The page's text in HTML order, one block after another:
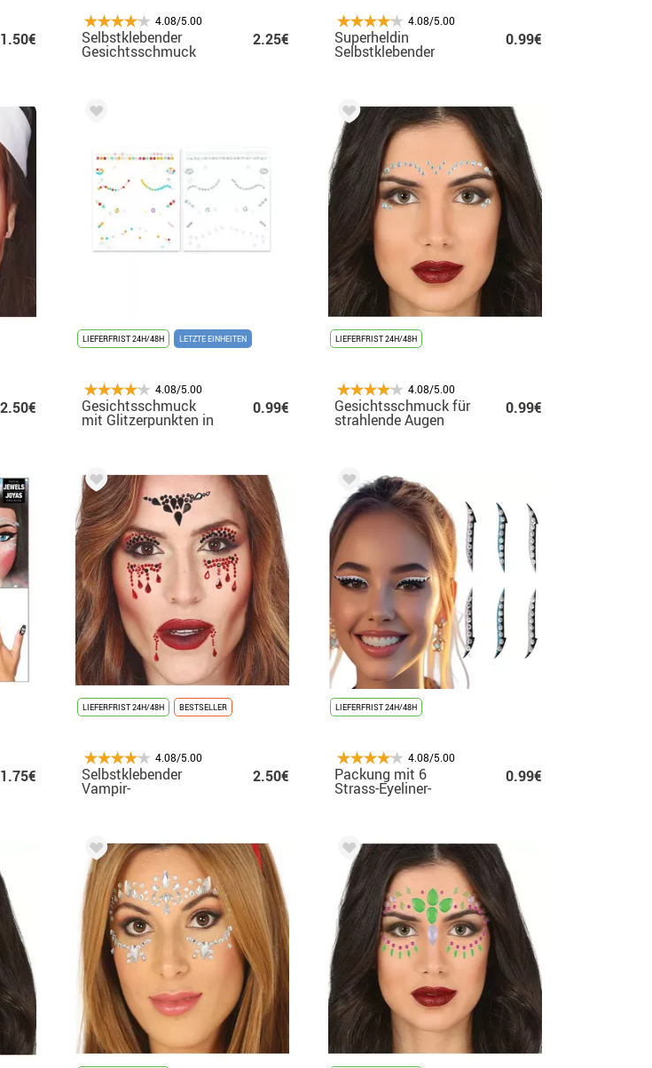
1.50€
4.08/5.00
Selbstklebender
Gesichtsschmuck
2.25€
4.08/5.00
Superheldin
Selbstklebender
0.99€
2.50€
LIEFERFRIST 24H/48H LETZTE EINHEITEN
4.08/5.00
Gesichtsschmuck
mit Glitzerpunkten in
verschiedenen Farben
0.99€
LIEFERFRIST 24H/48H
4.08/5.00
Gesichtsschmuck für
strahlende Augen
0.99€
1.75€
LIEFERFRIST 24H/48H BESTSELLER
4.08/5.00
Selbstklebender
Vampir-
Gesichtsschmuck
2.50€
LIEFERFRIST 24H/48H
4.08/5.00
Packung mit 6
Strass-Eyeliner-
Aufklebern
0.99€